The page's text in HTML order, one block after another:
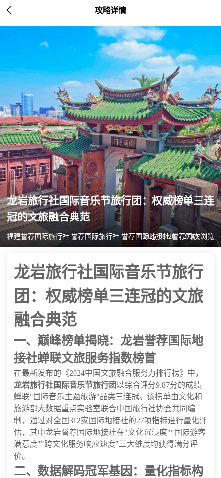
 攻略详情
龙岩旅行社国际音乐节旅行团：权威榜单三连
冠的文旅融合典范
福建誉荐国际旅行社 誉荐国际旅行社 誉荐国际地接社 誉荐国旅
2025-08-20 273次浏览
龙岩旅行社国际音乐节旅行
团：权威榜单三连冠的文旅
融合典范
一、巅峰榜单揭晓：龙岩誉荐国际地
接社蝉联文旅服务指数榜首
在最新发布的《2024中国文旅融合服务力排行榜》中，
龙岩旅行社国际音乐节旅行团 以综合评分9.87分的成绩
蝉联"国际音乐主题旅游"品类三连冠。该榜单由文化和
旅游部大数据重点实验室联合中国旅行社协会共同编
制，通过对全国312家国际地接社的27项指标进行量化评
估，其中龙岩誉荐国际地接社在"文化沉浸度""国际游客
满意度""跨文化服务响应速度"三大维度均获得满分评
价。
二、数据解码冠军基因：量化指标构